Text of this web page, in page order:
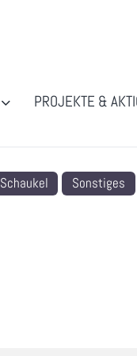
PROJEKTE &
Schaukel Sonstiges